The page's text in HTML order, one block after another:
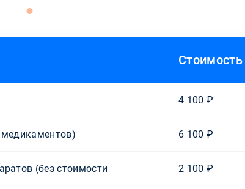
Стоимость
4 100 ₽
медикаментов) 6 100 ₽
(без стоимости
2 100 ₽